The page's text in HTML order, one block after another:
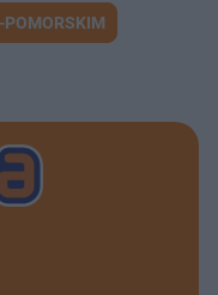
POMORSKIM